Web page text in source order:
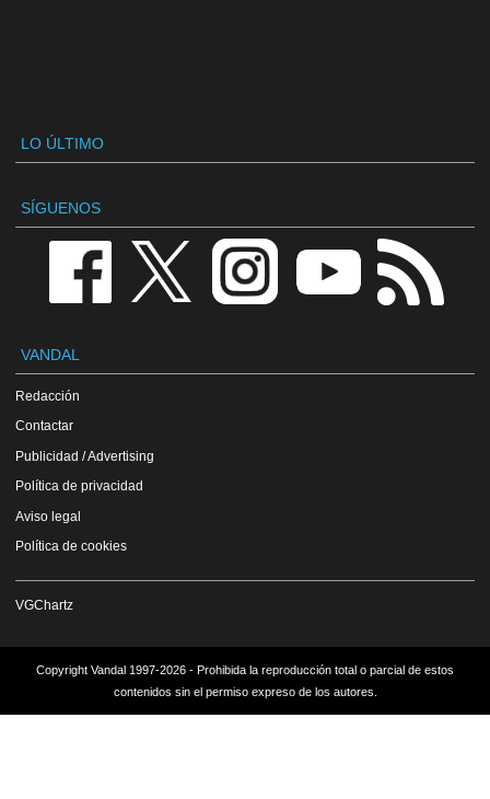
LO ÚLTIMO
SÍGUENOS
VANDAL
Redacción
Contactar
Publicidad / Advertising
Política de privacidad
Aviso legal
Política de cookies
VGChartz
Copyright Vandal 1997-2026 - Prohibida la reproducción total o parcial de estos
contenidos sin el permiso expreso de los autores.